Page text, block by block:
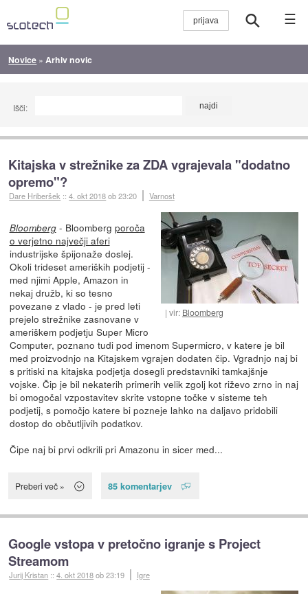
☰
Novice » Arhiv novic
Išči:
Kitajska v strežnike za ZDA vgrajevala "dodatno
opremo"?
Dare Hriberšek ::4. okt 2018ob 23:20 Varnost
vir: Bloomberg
Bloomberg- Bloomberg poroča
o verjetno največji aferi
industrijske špijonaže doslej.
Okoli trideset ameriških podjetij -
med njimi Apple, Amazon in
nekaj družb, ki so tesno
povezane z vlado - je pred leti
prejelo strežnike zasnovane v
ameriškem podjetju Super Micro
Computer, poznano tudi pod imenom Supermicro, v katere je bil
med proizvodnjo na Kitajskem vgrajen dodaten čip. Vgradnjo naj bi
s pritiski na kitajska podjetja dosegli predstavniki tamkajšnje
vojske. Čip je bil nekaterih primerih velik zgolj kot riževo zrno in naj
bi omogočal vzpostavitev skrite vstopne točke v sisteme teh
podjetij, s pomočjo katere bi pozneje lahko na daljavo pridobili
dostop do občutljivih podatkov.
Čipe naj bi prvi odkrili pri Amazonu in sicer med...
Preberi več » 85 komentarjev
Google vstopa v pretočno igranje s Project
Streamom
Jurij Kristan ::4. okt 2018ob 23:19 Igre